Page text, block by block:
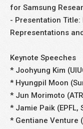
for Samsung
- Presentation
Representations
Keynote Speeches
* Joohyung Kim
* Hyungpil Moon
* Jun Morimoto
* Jamie Paik (EPFL,
* Gentiane Venture